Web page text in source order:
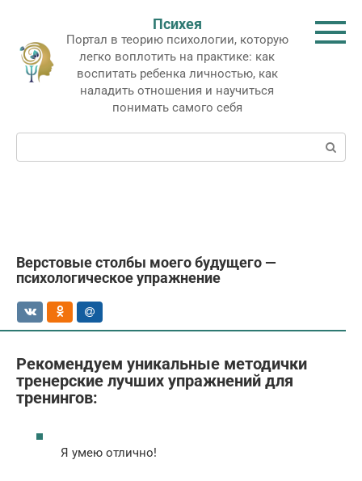
контенту
Психея
Портал в теорию психологии, которую
легко воплотить на практике: как
воспитать ребенка личностью, как
наладить отношения и научиться
понимать самого себя
Поиск:
Верстовые столбы моего будущего —
психологическое упражнение
Рекомендуем уникальные методички
тренерские лучших упражнений для
тренингов:
Я умею отлично!